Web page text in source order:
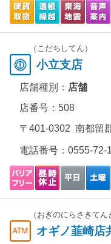
（こだちしてん）
小立支店
店舗種別： 店舗
店番号：508
〒401-0302 南都留
電話番号： 0555-72-
（おぎのにらさきて
オギノ韮崎店